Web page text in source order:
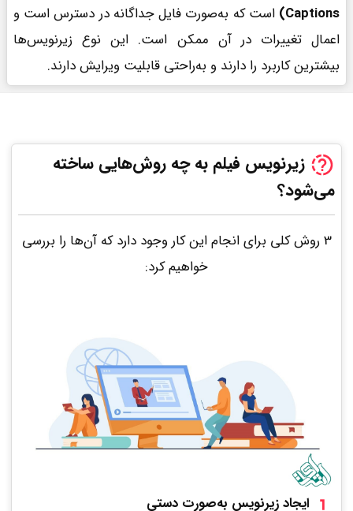
Captions) است که به‌صورت فایل جداگانه در دسترس است و
اعمال تغییرات در آن ممکن است. این نوع زیرنویس‌ها
بیشترین کاربرد را دارند و به‌راحتی قابلیت ویرایش دارند.
زیرنویس فیلم به چه روش‌هایی ساخته
می‌شود؟
3 روش کلی برای انجام این کار وجود دارد که آن‌ها را بررسی
خواهیم کرد:
ایجاد زیرنویس به‌صورت دستی